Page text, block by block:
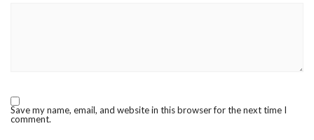
Save my name, email, and website in this browser for the next time I
comment.